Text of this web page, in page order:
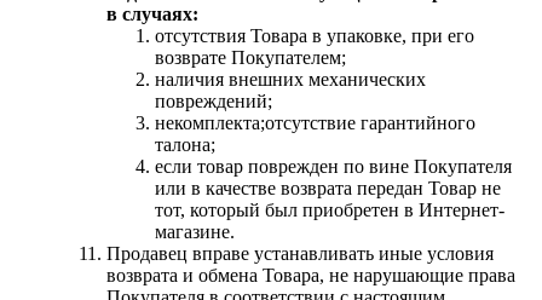
в случаях:
отсутствия Товара в упаковке, при его
возврате Покупателем;
наличия внешних механических
повреждений;
некомплекта;отсутствие гарантийного
талона;
если товар поврежден по вине Покупателя
или в качестве возврата передан Товар не
тот, который был приобретен в Интернет-
магазине.
Продавец вправе устанавливать иные условия
возврата и обмена Товара, не нарушающие права